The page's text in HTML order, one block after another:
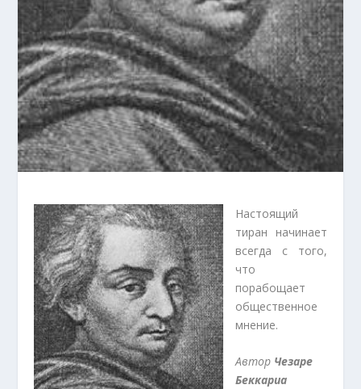
Настоящий
тиран начинает
всегда с того,
что
порабощает
общественное
мнение.
Автор Чезаре
Беккариа